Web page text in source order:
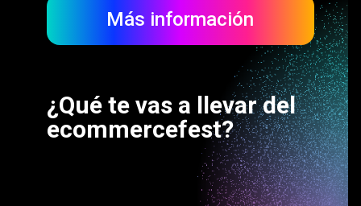
Más información
¿Qué te vas a llevar del
ecommercefest?